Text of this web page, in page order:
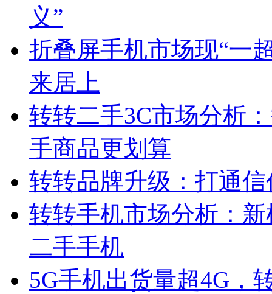
义”
折叠屏手机市场现“一
来居上
转转二手3C市场分析
手商品更划算
转转品牌升级：打通
转转手机市场分析：
二手手机
5G手机出货量超4G，